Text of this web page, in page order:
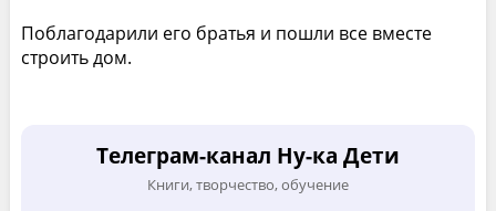
Поблагодарили его братья и пошли все вместе
строить дом.
Телеграм-канал Ну-ка Дети
Книги, творчество, обучение